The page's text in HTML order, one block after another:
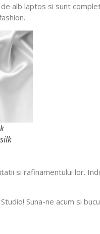
alb laptos si sunt
si rafinamentului lor.
Suna-ne acum si